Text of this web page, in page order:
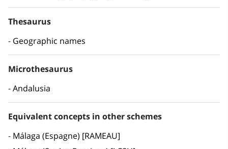
Thesaurus
Geographic names
Microthesaurus
Andalusia
Equivalent concepts in other schemes
Málaga (Espagne) [RAMEAU]